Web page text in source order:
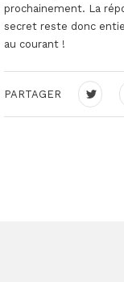
prochainement. La
secret reste donc
au courant !
PARTAGER